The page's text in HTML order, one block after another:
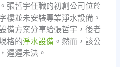
張哲宇任職的初創公司位於
樓並未安裝專業淨水設備。
備方案分享給張哲宇，後者
格的淨水設備 。然而，該公
遲遲未決。